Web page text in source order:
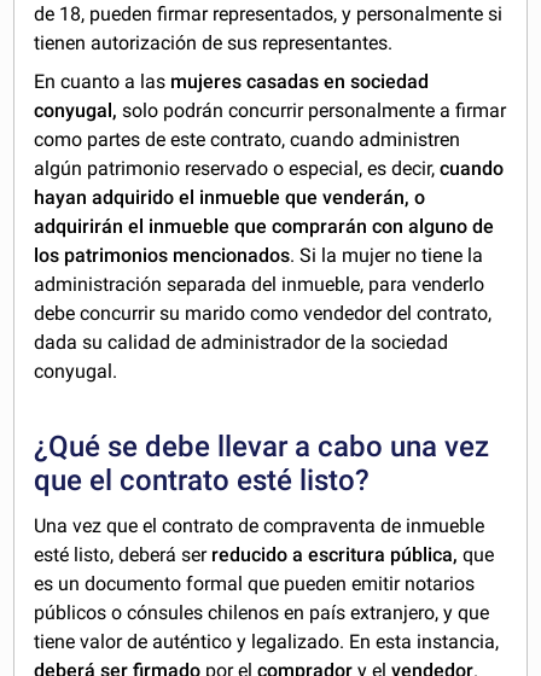
de 18, pueden firmar representados, y personalmente si
tienen autorización de sus representantes.
En cuanto a las mujeres casadas en sociedad
conyugal, solo podrán concurrir personalmente a firmar
como partes de este contrato, cuando administren
algún patrimonio reservado o especial, es decir,cuando
hayan adquirido el inmueble que venderán, o
adquirirán el inmueble que comprarán con alguno de
los patrimonios mencionados. Si la mujer no tiene la
administración separada del inmueble, para venderlo
debe concurrir su marido como vendedor del contrato,
dada su calidad de administrador de la sociedad
conyugal.
¿Qué se debe llevar a cabo una vez
que el contrato esté listo?
Una vez que el contrato de compraventa de inmueble
esté listo, deberá ser reducido a escritura pública, que
es un documento formal que pueden emitir notarios
públicos o cónsules chilenos en país extranjero, y que
tiene valor de auténtico y legalizado. En esta instancia,
deberá ser firmado por elcompradory elvendedor.